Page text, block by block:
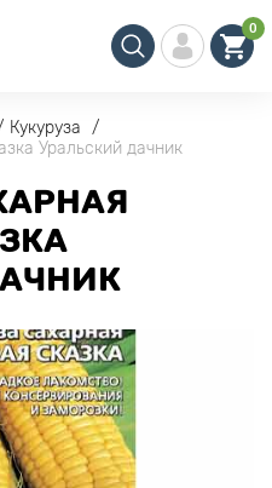
0
Кукуруза
Уральский дачник